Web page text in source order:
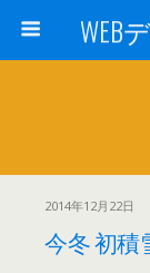
2014年12月22日
今冬 初積